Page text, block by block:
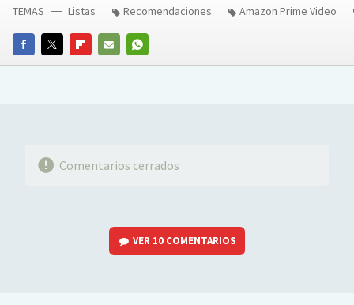
FACEBOOKTWITTERFLIPBOARD
E-
WHATSAPP
TEMAS Listas Recomendaciones Amazon Prime Video
Comentarios cerrados
VER 10 COMENTARIOS